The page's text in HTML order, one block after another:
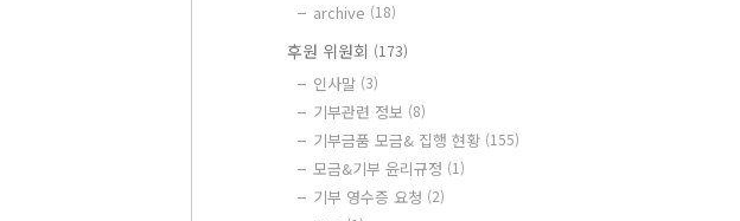
archive (18)
후원 위원회 (173)
인사말 (3)
기부관련 정보 (8)
기부금품 모금& 집행 현황 (155)
모금&기부 윤리규정 (1)
기부 영수증 요청 (2)